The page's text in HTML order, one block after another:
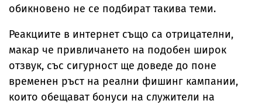
обикновено не се подбират такива теми.
Реакциите в интернет също са отрицателни,
макар че привличането на подобен широк
отзвук, със сигурност ще доведе до поне
временен ръст на реални фишинг кампании,
които обещават бонуси на служители на